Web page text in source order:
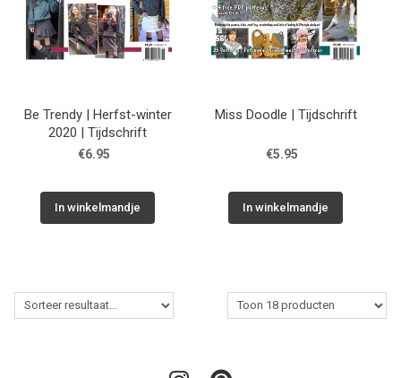
Be Trendy | Herfst-winter
2020 | Tijdschrift
€6.95
In winkelmandje
Miss Doodle | Tijdschrift
€5.95
In winkelmandje